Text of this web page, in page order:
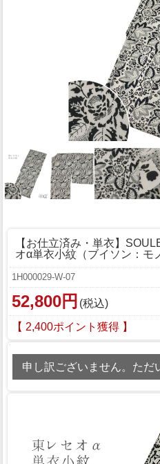
【お仕立済み・単衣】
オα単衣小紋（ブイソン：モ
1H000029-W-07
52,800円 (税込)
【 2,400ポイント獲得 】
申し訳ございません。ただ